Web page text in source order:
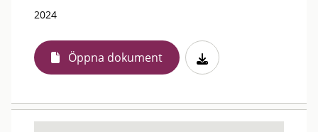
2024
Öppna dokument